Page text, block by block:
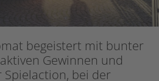
begeistert mit bunter
Gewinnen und
Spielaction, bei der